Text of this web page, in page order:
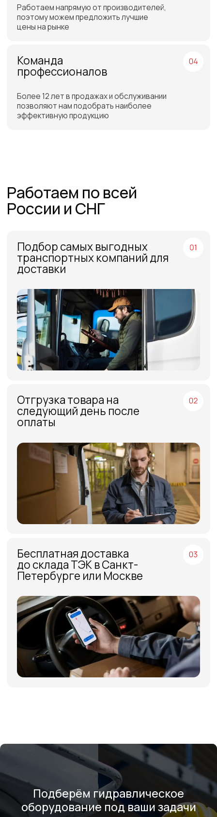
Подберём гидравлическое
оборудование под ваши задачи
МЕНЮ ЧАСЫ РАБОТЫ
Пн - Пт, с 09:00 до 18:00
КОНТАКТЫ
+7(812)331-45-82
info@evrasiaes.ru
ОБРАТНАЯ СВЯЗЬ
+7
Я соглашаюсь с условиями и даю своё согласие
наобработку персональных данных
Отправить
Политика персональных данных
ИНФОРМАЦИЯ